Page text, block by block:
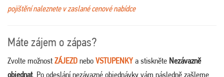
pojištění naleznete v zaslané cenové nabídce
Máte zájem o zápas?
Zvolte možnost ZÁJEZD nebo VSTUPENKY a stiskněte Nezávazně
objednat. Po odeslání nezávazné objednávky vám následně zašleme